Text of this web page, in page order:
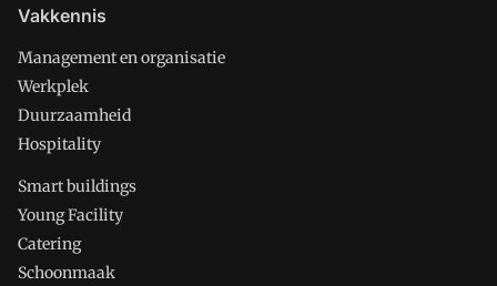
Vakkennis
Management en organisatie
Werkplek
Duurzaamheid
Hospitality
Smart buildings
Young Facility
Catering
Schoonmaak